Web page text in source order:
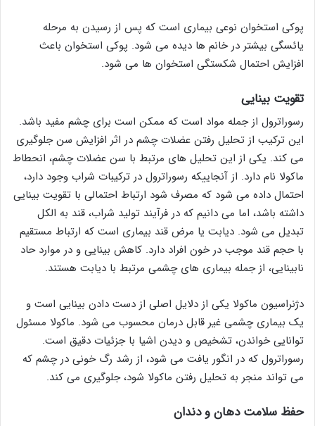
پوکی استخوان نوعی بیماری است که پس از رسیدن به مرحله
یائسگی بیشتر در خانم ها دیده می شود. پوکی استخوان باعث
افزایش احتمال شکستگی استخوان ها می شود.
تقویت بینایی
رسوراترول از جمله مواد است که ممکن است برای چشم مفید باشد.
این ترکیب از تحلیل رفتن عضلات چشم در اثر افزایش سن جلوگیری
می کند. یکی از این تحلیل های مرتبط با سن عضلات چشم، انحطاط
ماکولا نام دارد. از آنجاییکه رسوراترول در ترکیبات شراب وجود دارد،
احتمال داده می شود که مصرف شود ارتباط احتمالی با تقویت بینایی
داشته باشد، اما می دانیم که در فرآیند تولید شراب، قند به الکل
تبدیل می شود. دیابت یا مرض قند بیماری است که ارتباط مستقیم
با حجم قند موجب در خون افراد دارد. کاهش بینایی و در موارد حاد
نابینایی، از جمله بیماری های چشمی مرتبط با دیابت هستند.
دژنراسیون ماکولا یکی از دلایل اصلی از دست دادن بینایی است و
یک بیماری چشمی غیر قابل درمان محسوب می شود. ماکولا مسئول
توانایی خواندن، تشخیص و دیدن اشیا با جزئیات دقیق است.
رسوراترول که در انگور یافت می شود، از رشد رگ خونی در چشم که
می تواند منجر به تحلیل رفتن ماکولا شود، جلوگیری می کند.
حفظ سلامت دهان و دندان